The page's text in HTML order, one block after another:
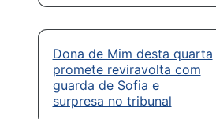
Dona de Mim desta quarta
promete reviravolta com
guarda de Sofia e
surpresa no tribunal